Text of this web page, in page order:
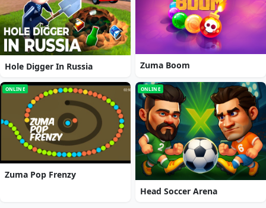
Hole Digger In Russia Zuma Boom
ONLINE
Zuma Pop Frenzy
ONLINE
Head Soccer Arena